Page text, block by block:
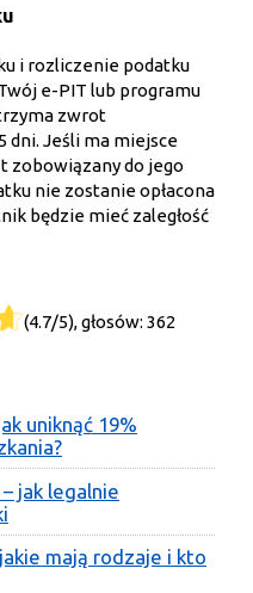
i rozliczenie podatku
e-PIT lub programu
zwrot
dni. Jeśli ma miejsce
zobowiązany do jego
nie zostanie opłacona
będzie mieć zaległość
(4.7/5), głosów: 362
uniknąć 19%
jak legalnie
mają rodzaje i kto